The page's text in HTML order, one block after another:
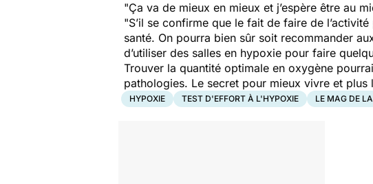
"Ça va de mieux en mieux et j’espère être au
"S’il se confirme que le fait de faire de
santé. On pourra bien sûr soit recommander
d’utiliser des salles en hypoxie pour faire
Trouver la quantité optimale en oxygène
pathologies. Le secret pour mieux vivre et
HYPOXIE TEST D'EFFORT À L'HYPOXIE LE MAG DE